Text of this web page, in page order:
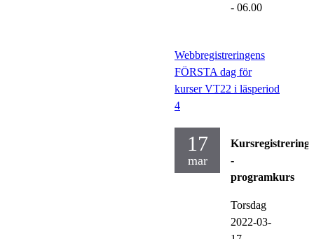
- 06.00
Webbregistreringens
FÖRSTA dag för
kurser VT22 i läsperiod
4
17
mar
Kursregistrering
-
programkurs
Torsdag
2022-03-